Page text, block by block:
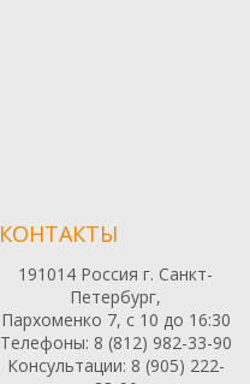
КОНТАКТЫ
191014 Россия г. Санкт-
Петербург,
Пархоменко 7, с 10 до 16:30
Телефоны: 8 (812) 982-33-90
Консультации: 8 (905) 222-